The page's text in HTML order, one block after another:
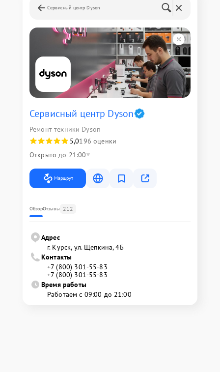
Сервисный центр Dyson
Сервисный центр Dyson
Ремонт техники Dyson
5,0196 оценки
Открыто до 21:00
Маршрут
ОбзорОтзывы 212
Адрес
г. Курск, ул. Щепкина, 4Б
Контакты
+7 (800) 301-55-83
+7 (800) 301-55-83
Время работы
Работаем с 09:00 до 21:00